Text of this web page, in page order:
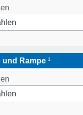
und Rampe ¹